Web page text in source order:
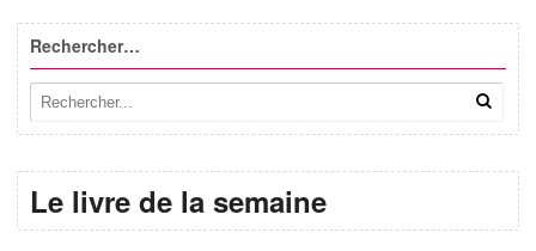
Rechercher…
Le livre de la semaine